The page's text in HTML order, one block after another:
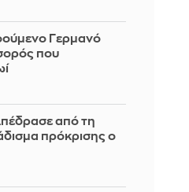
Γερμανό
που
από τη
πρόκρισης ο